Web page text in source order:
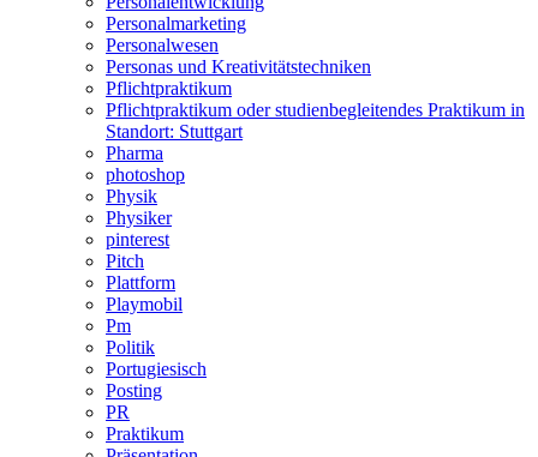
Personalmarketing
Personalwesen
Personas und Kreativitätstechniken
Pflichtpraktikum
Pflichtpraktikum oder studienbegleitendes Praktikum in
Standort: Stuttgart
Pharma
photoshop
Physik
Physiker
pinterest
Pitch
Plattform
Playmobil
Pm
Politik
Portugiesisch
Posting
PR
Praktikum